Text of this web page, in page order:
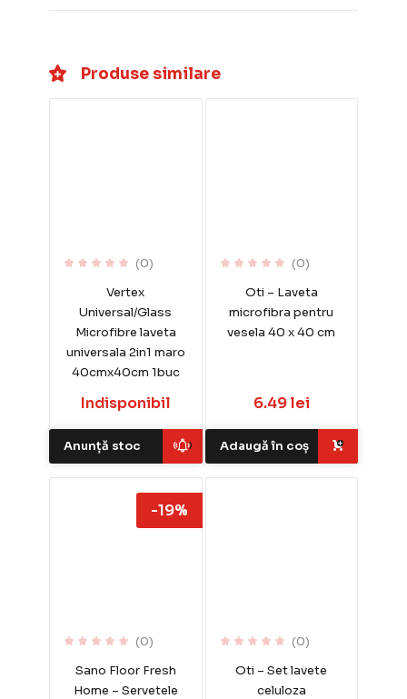
Produse similare
(0)
Vertex
Universal/Glass
Microfibre laveta
universala 2in1 maro
40cmx40cm 1buc
Indisponibil
Anunță stoc
(0)
Oti – Laveta
microfibra pentru
vesela 40 x 40 cm
6.49 lei
Adaugă în coș
(0)
Sano Floor Fresh
Home – Servetele
-19%
(0)
Oti – Set lavete
celuloza